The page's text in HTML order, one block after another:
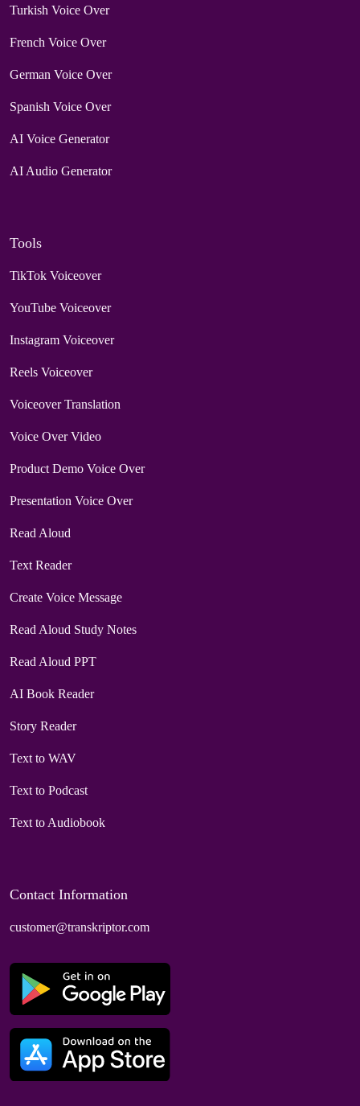
Turkish Voice Over
French Voice Over
German Voice Over
Spanish Voice Over
AI Voice Generator
AI Audio Generator
Tools
TikTok Voiceover
YouTube Voiceover
Instagram Voiceover
Reels Voiceover
Voiceover Translation
Voice Over Video
Product Demo Voice Over
Presentation Voice Over
Read Aloud
Text Reader
Create Voice Message
Read Aloud Study Notes
Read Aloud PPT
AI Book Reader
Story Reader
Text to WAV
Text to Podcast
Text to Audiobook
Contact Information
customer@transkriptor.com